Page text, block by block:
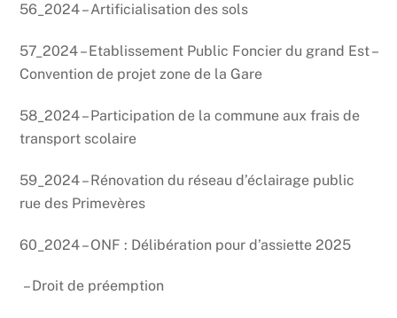
56_2024 – Artificialisation des sols
57_2024 – Etablissement Public Foncier du grand Est –
Convention de projet zone de la Gare
58_2024 – Participation de la commune aux frais de
transport scolaire
59_2024 – Rénovation du réseau d’éclairage public
rue des Primevères
60_2024 – ONF : Délibération pour d’assiette 2025
– Droit de préemption